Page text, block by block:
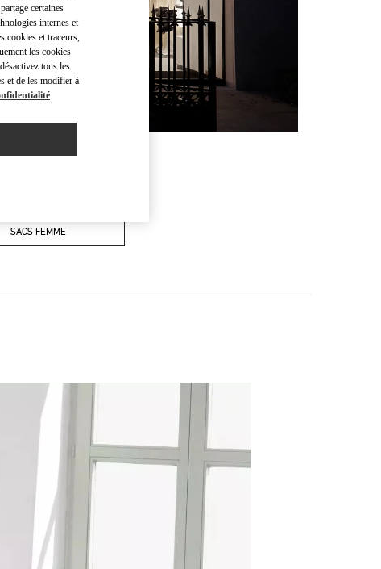
SACS FEMME
certaines
internes et
cookies et traceurs,
les cookies
tous les
et de les modifier à
.